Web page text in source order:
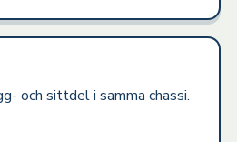
och sittdel i samma chassi.